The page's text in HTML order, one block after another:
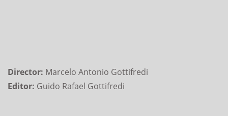
Director: Marcelo Antonio Gottifredi
Editor: Guido Rafael Gottifredi